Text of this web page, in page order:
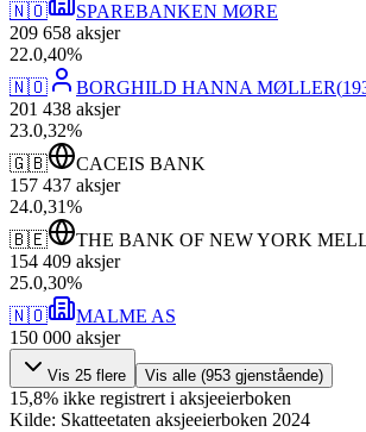
🇳🇴
SPAREBANKEN MØRE
209 658 aksjer
22.0,40%
🇳🇴
BORGHILD HANNA MØLLER(
201 438 aksjer
23.0,32%
🇬🇧
CACEIS BANK
157 437 aksjer
24.0,31%
🇧🇪
THE BANK OF NEW YORK
154 409 aksjer
25.0,30%
🇳🇴
MALME AS
150 000 aksjer
Vis 25 flere Vis alle (953 gjenstående)
15,8% ikke registrert i aksjeeierboken
Kilde: Skatteetaten aksjeeierboken 2024